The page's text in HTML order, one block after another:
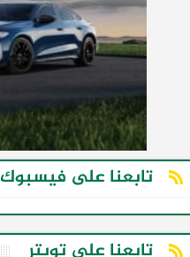
تابعنا على فيسبوك
تابعنا على تويتر